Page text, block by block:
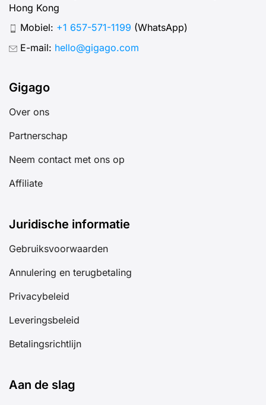
Hong Kong
Mobiel: +1 657-571-1199 (WhatsApp)
E-mail: hello@gigago.com
Gigago
Over ons
Partnerschap
Neem contact met ons op
Affiliate
Juridische informatie
Gebruiksvoorwaarden
Annulering en terugbetaling
Privacybeleid
Leveringsbeleid
Betalingsrichtlijn
Aan de slag